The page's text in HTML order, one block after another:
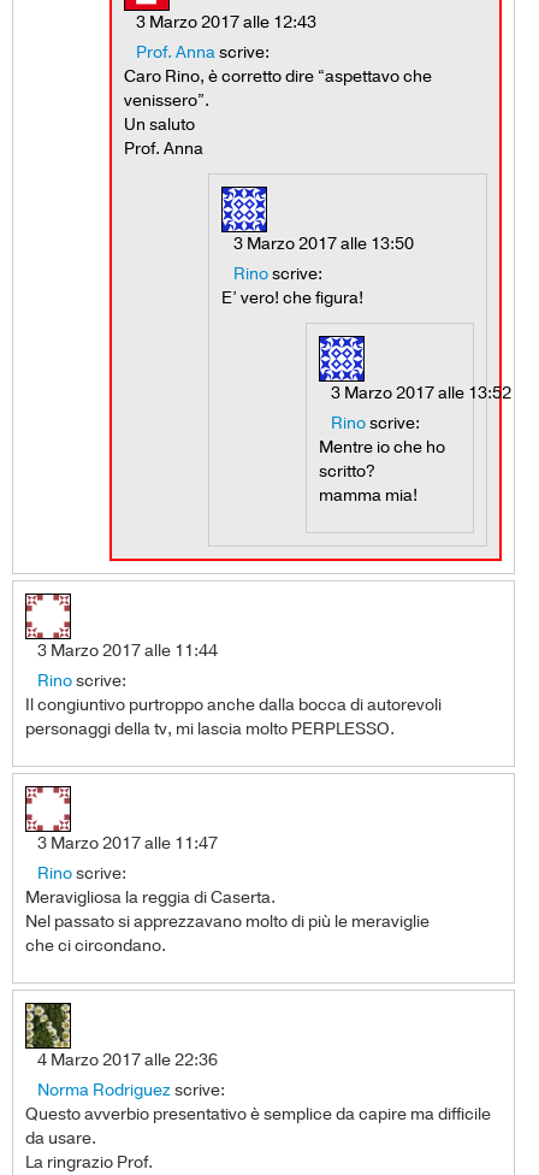
3 Marzo 2017 alle 12:43
Prof. Annascrive:
Caro Rino, è corretto dire “aspettavo che
venissero”.
Un saluto
Prof. Anna
3 Marzo 2017 alle 13:50
Rinoscrive:
E’ vero! che figura!
3 Marzo 2017 alle 13:52
Rinoscrive:
Mentre io che ho
scritto?
mamma mia!
3 Marzo 2017 alle 11:44
Rinoscrive:
Il congiuntivo purtroppo anche dalla bocca di autorevoli
personaggi della tv, mi lascia molto PERPLESSO.
3 Marzo 2017 alle 11:47
Rinoscrive:
Meravigliosa la reggia di Caserta.
Nel passato si apprezzavano molto di più le meraviglie
che ci circondano.
4 Marzo 2017 alle 22:36
Norma Rodriguezscrive:
Questo avverbio presentativo è semplice da capire ma difficile
da usare.
La ringrazio Prof.